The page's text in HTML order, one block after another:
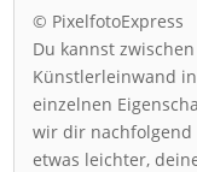
© PixelfotoExpress
Du kannst
Künstlerleinwand
einzelnen
wir dir
etwas leichter,